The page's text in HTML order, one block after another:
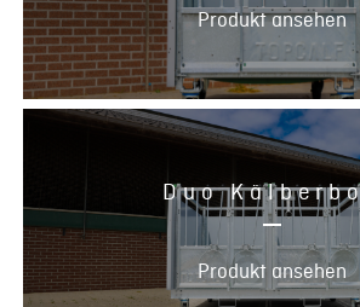
Produkt ansehen
Duo
Produkt ansehen